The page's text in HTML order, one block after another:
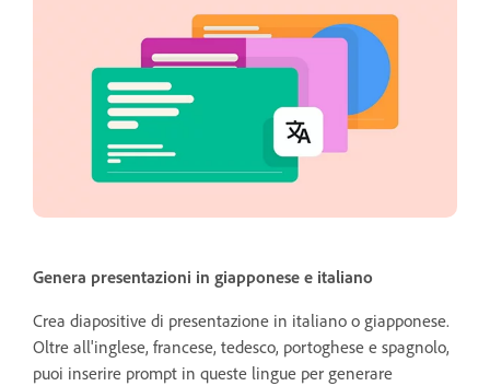
Genera presentazioni in giapponese e italiano
Crea diapositive di presentazione in italiano o giapponese.
Oltre all'inglese, francese, tedesco, portoghese e spagnolo,
puoi inserire prompt in queste lingue per generare